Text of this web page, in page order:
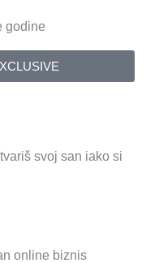
godine
svoj san iako si
online biznis